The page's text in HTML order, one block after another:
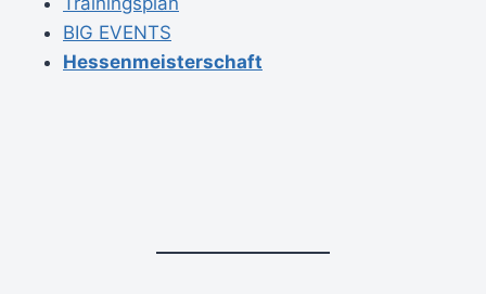
BIG EVENTS
Hessenmeisterschaft